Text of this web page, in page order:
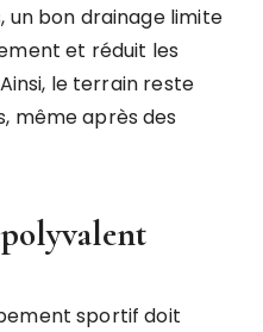
un bon drainage limite
et réduit les
le terrain reste
même après des
polyvalent
sportif doit